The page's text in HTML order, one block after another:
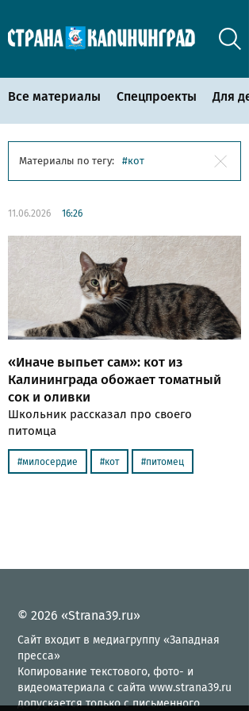
Все материалы Спецпроекты Для
Материалы по тегу: кот
11.06.2026 16:26
«Иначе выпьет сам»: кот из
Калининграда обожает томатный
сок и оливки
Школьник рассказал про своего
питомца
милосердие кот питомец
© 2026 «Strana39.ru»
Сайт входит в медиагруппу «Западная
пресса»
Копирование текстового, фото- и
видеоматериала с сайта www.strana39.ru
допускается только с письменного